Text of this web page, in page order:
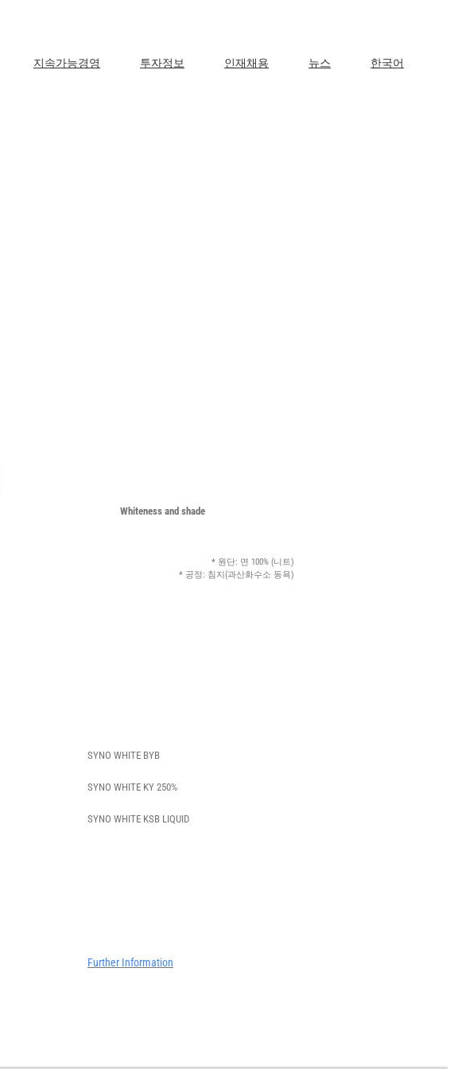
지속가능경영 투자정보 인재채용 뉴스 한국어
Whiteness and shade
* 원단: 면 100% (니트)
* 공정: 침지(과산화수소 동욕)
SYNO WHITE BYB
SYNO WHITE KY 250%
SYNO WHITE KSB LIQUID
Further Information